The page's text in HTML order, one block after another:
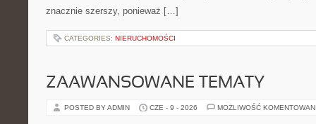
znacznie szerszy, ponieważ […]
CATEGORIES: NIERUCHOMOŚCI
ZAAWANSOWANE TEMATY
POSTED BY ADMIN CZE - 9 - 2026 MOŻLIWOŚĆ